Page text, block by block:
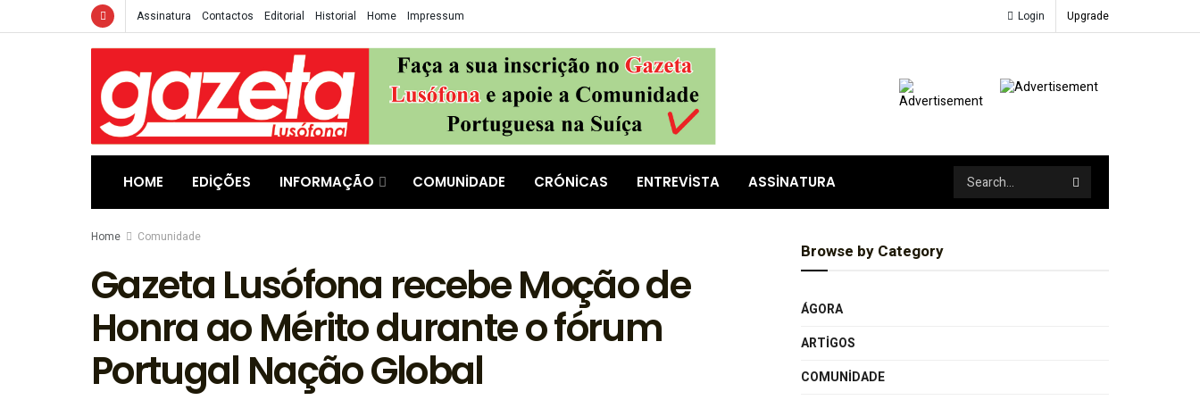
Assinatura Contactos Editorial Historial Home Impressum Login Upgrade
HOME EDIÇÕES INFORMAÇÃO COMUNIDADE CRÓNICAS ENTREVISTA ASSINATURA
Home Comunidade
Gazeta Lusófona recebe Moção de
Honra ao Mérito durante o fórum
Portugal Nação Global
Browse by Category
ÁGORA
ARTIGOS
COMUNIDADE